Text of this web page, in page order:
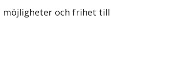
möjligheter och frihet till